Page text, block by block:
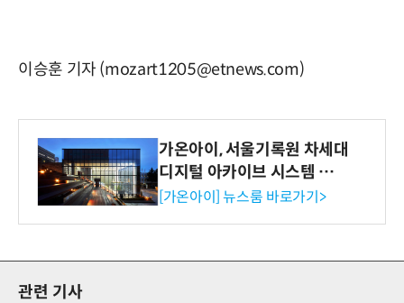
이승훈 기자 (mozart1205@etnews.com)
가온아이, 서울기록원 차세대
디지털 아카이브 시스템 구축
수행
[가온아이] 뉴스룸 바로가기>
관련 기사